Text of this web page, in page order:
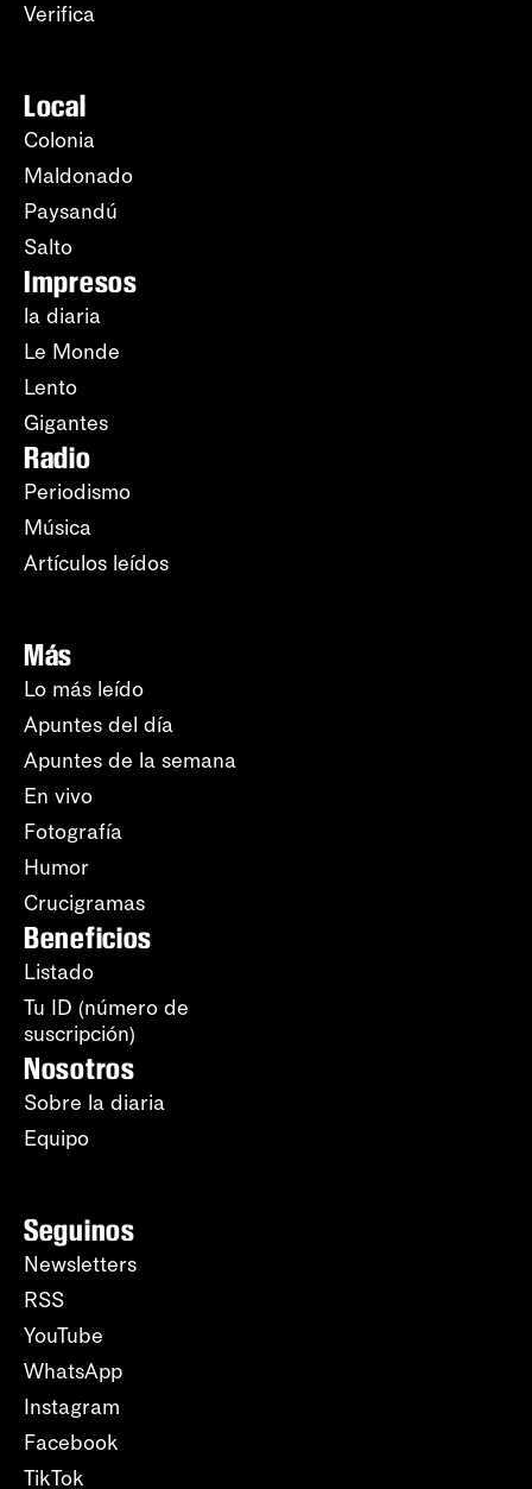
Verifica
Local
Colonia
Maldonado
Paysandú
Salto
Impresos
la diaria
Le Monde
Lento
Gigantes
Radio
Periodismo
Música
Artículos leídos
Más
Lo más leído
Apuntes del día
Apuntes de la semana
En vivo
Fotografía
Humor
Crucigramas
Beneficios
Listado
Tu ID (número de
suscripción)
Nosotros
Sobre la diaria
Equipo
Seguinos
Newsletters
RSS
YouTube
WhatsApp
Instagram
Facebook
TikTok